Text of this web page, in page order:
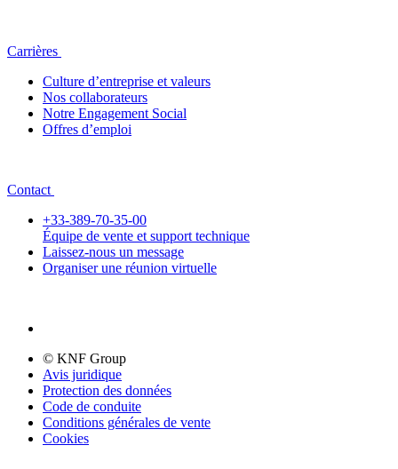
Carrières
Culture d’entreprise et valeurs
Nos collaborateurs
Notre Engagement Social
Offres d’emploi
Contact
+33-389-70-35-00
Équipe de vente et support technique
Laissez-nous un message
Organiser une réunion virtuelle
© KNF Group
Avis juridique
Protection des données
Code de conduite
Conditions générales de vente
Cookies